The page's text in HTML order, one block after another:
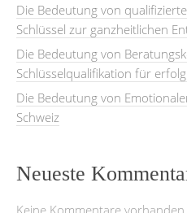
Die Bedeutung von
Schlüssel zur ganzheitlichen
Die Bedeutung von
Schlüsselqualifikation für
Die Bedeutung von
Schweiz
Neueste
Keine Kommentare vorhanden.